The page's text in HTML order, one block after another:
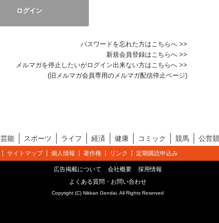
パスワードを忘れた方はこちらへ >>
新規会員登録はこちらへ >>
メルマガを停止したいがログイン出来ない方はこちらへ >>
(旧メルマガ会員専用のメルマガ配信停止ページ)
芸能 スポーツ ライフ 経済 健康 コミック 競馬 公営
サイトマップ 個人情報 著作権 リンク 定期購読申込み
広告掲載について 会社概要
採用情報
よくある質問・お問い合わせ
Copyright (C) Nikkan Gendai. All Rights Reserved